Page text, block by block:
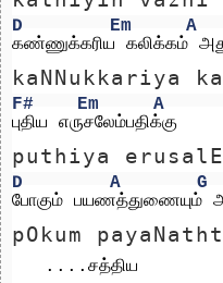
D Em A
கண்ணுக்கரிய கலிக்கம்
kaNNukkariya
F# Em
A
புதிய எருசலேம்பதிக்கு
puthiya
D A G
போகும் பயணத்துணையும்
pOkum
   ....சத்திய